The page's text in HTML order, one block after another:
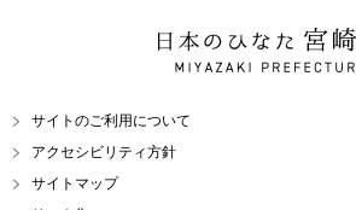
日本のひなた 宮崎県
MIYAZAKI PREFECTURE
サイトのご利用について
アクセシビリティ方針
サイトマップ